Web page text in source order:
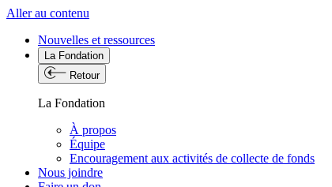
Aller au contenu
Nouvelles et ressources
La Fondation
Retour
La Fondation
À propos
Équipe
Encouragement aux activités de collecte de fonds
Nous joindre